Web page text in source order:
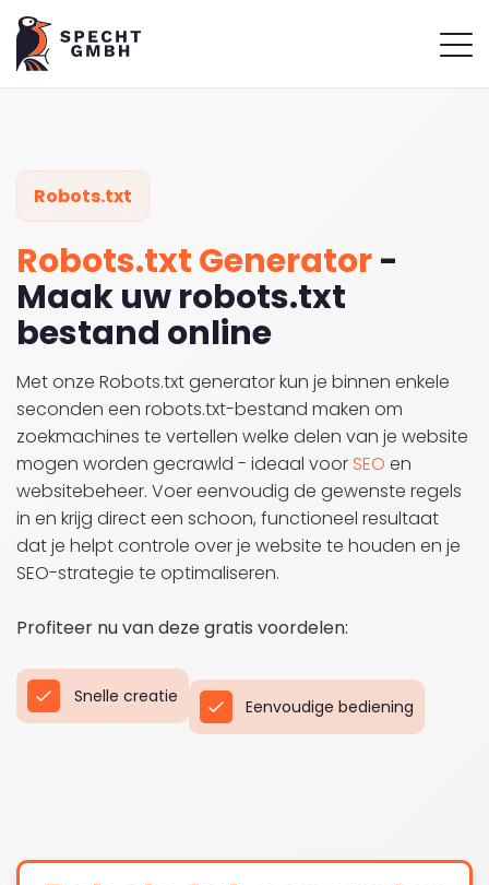
Robots.txt
Robots.txt Generator-
Maak uw robots.txt
bestand online
Met onze Robots.txt generator kun je binnen enkele
seconden een robots.txt-bestand maken om
zoekmachines te vertellen welke delen van je website
mogen worden gecrawld - ideaal voor SEO en
websitebeheer. Voer eenvoudig de gewenste regels
in en krijg direct een schoon, functioneel resultaat
dat je helpt controle over je website te houden en je
SEO-strategie te optimaliseren.
Profiteer nu van deze gratis voordelen:
Snelle creatie Eenvoudige bediening